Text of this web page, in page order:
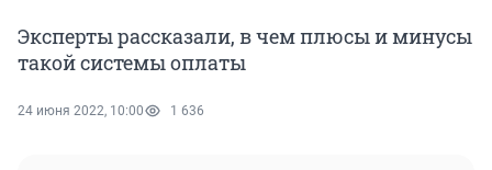
Эксперты рассказали, в чем плюсы и минусы
такой системы оплаты
24 июня 2022, 10:00 1 636